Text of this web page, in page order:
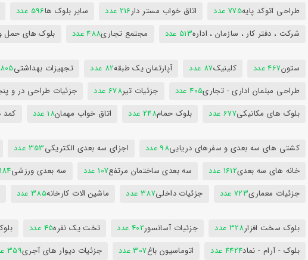
طراحی اتوکد پایه775 عدد اتاق خواب مستر دار216 عدد سایر بلوک ها596 عدد
شرکت ، دفتر کار ، سازمان ، اداره513 عدد مجتمع تجاری488 عدد بلوک های حمل
ستون467 عدد کلینیک87 عدد آپارتمان یک طبقه82 عدد تجهیزات بهداشتی805 عدد
طراحی مبلمان اداری - تجاری405 عدد جزئیات تیر678 عدد جزئیات طراحی در و
بلوک های مکانیکی677 عدد بلوک حمام248 عدد اتاق خواب مهمان18 عدد کمد
کشتی های سه بعدی و سفرهای دریایی98 عدد اجزای سه بعدی الکتریکی353 عدد
خانه های سه بعدی1612 عدد سه بعدی ساختمان مرتفع107 عدد سه بعدی ورزشی184 عدد
جزئیات معماری723 عدد جزئیات داخلی387 عدد ماشین الات کارخانه385 عدد
بلوک سخت افزار328 عدد جزئیات آسانسور402 عدد تخت یک نفره45 عدد
بلوک - آرام - نماد4424 عدد اتوماسیون باغ307 عدد جزئیات دیوار های آجری359 عدد